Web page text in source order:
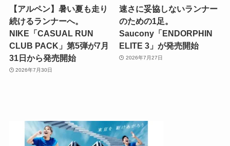
【アルペン】暑い夏も走り
続けるランナーへ。
NIKE「CASUAL RUN
CLUB PACK」第5弾が7月
31日から発売開始
2026年7月30日
速さに妥協しないランナー
のための1足。
Saucony「ENDORPHIN
ELITE 3」が発売開始
2026年7月27日